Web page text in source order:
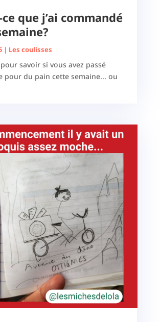
ce que j’ai commandé
| Les coulisses
savoir si vous avez passé
pour du pain cette semaine... ou